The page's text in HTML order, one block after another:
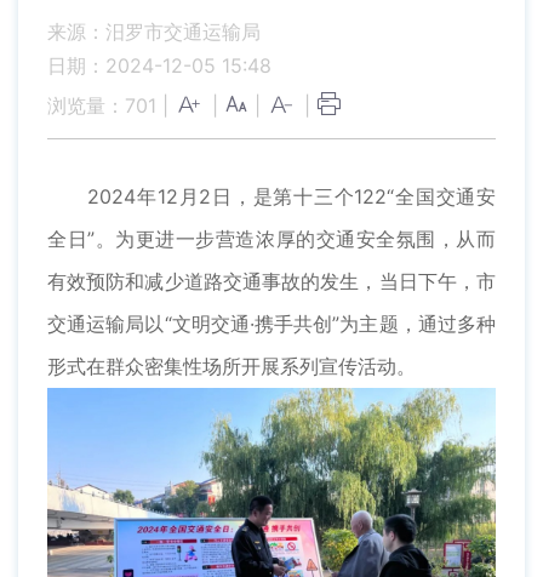
来源：汨罗市交通运输局
日期：2024-12-05 15:48
浏览量： 701
2024年12月2日，是第十三个122“全国交通安
全日”。为更进一步营造浓厚的交通安全氛围，从而
有效预防和减少道路交通事故的发生，当日下午，市
交通运输局以“文明交通·携手共创”为主题，通过多种
形式在群众密集性场所开展系列宣传活动。